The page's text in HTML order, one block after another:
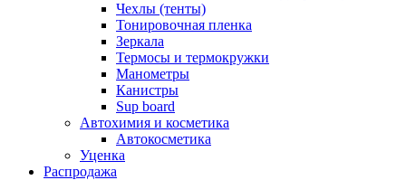
Чехлы (тенты)
Тонировочная пленка
Зеркалa
Термосы и термокружки
Манометры
Канистры
Sup board
Автохимия и косметика
Автокосметика
Уценка
Распродажа